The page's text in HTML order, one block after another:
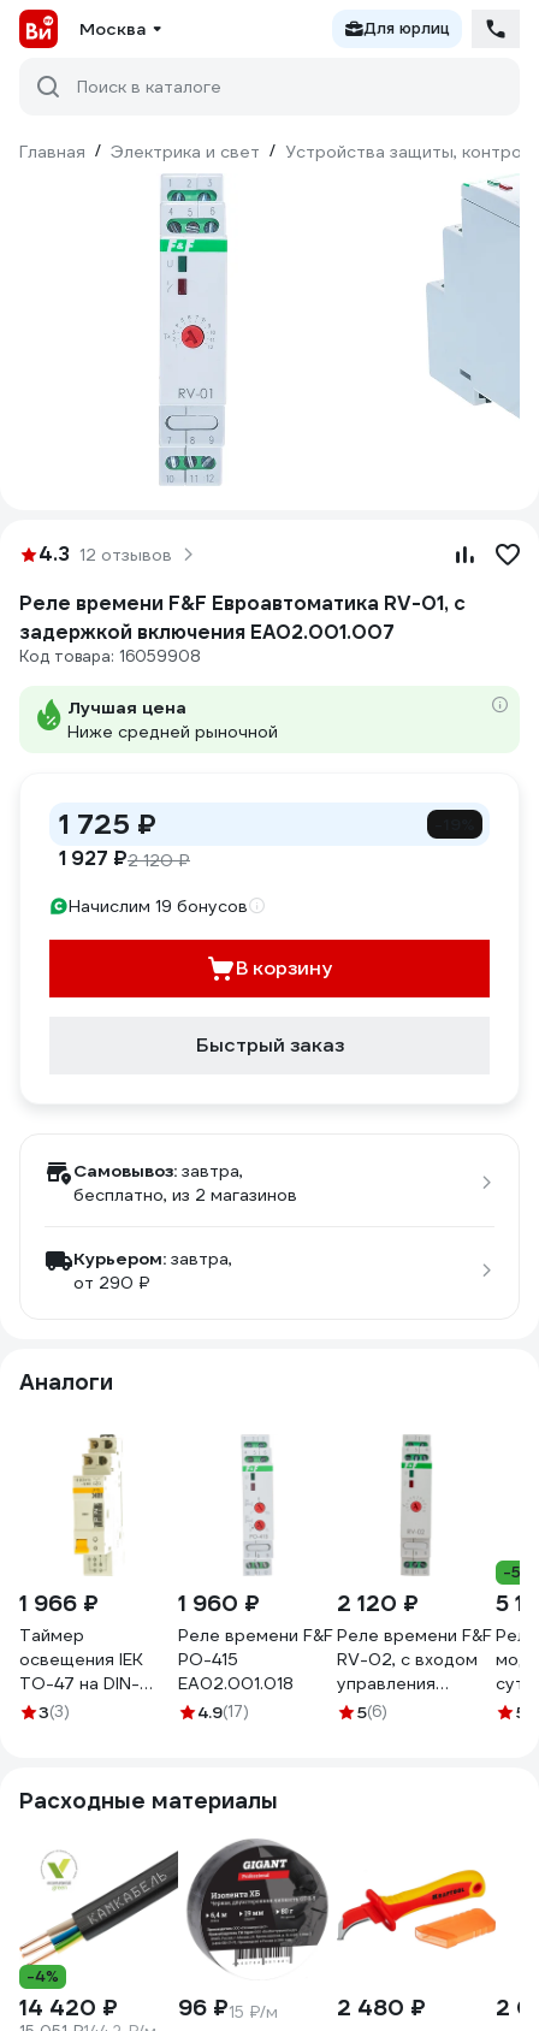
Москва Для юрлиц
Поиск в каталоге
Главная / Электрика и свет / Устройства защиты,
4.3 12 отзывов
Реле времени F&F Евроавтоматика RV-01, с
задержкой включения EA02.001.007
Код товара: 16059908
Лучшая цена
Ниже средней рыночной
1 725 ₽
1 927 ₽2 120 ₽
Начислим 19 бонусов
В корзину
Быстрый заказ
Самовывоз: завтра,
бесплатно, из 2 магазинов
Курьером: завтра,
от 290 ₽
Аналоги
1 966 ₽
Таймер
освещения IEK
ТО-47 на DIN-
рейку ИЭК
3(3)
1 960 ₽
Реле времени F&F
PO-415
EA02.001.018
4.9(17)
2 120 ₽
Реле времени F&F
RV-02, с входом
управления
EA02.001.008
5(6)
-5%
5
5
Расходные материалы
-4%
14 420 ₽ 96 ₽15 ₽/м 2 480 ₽ 2